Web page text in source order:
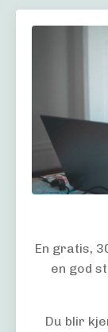
En gratis,
en god
Du blir